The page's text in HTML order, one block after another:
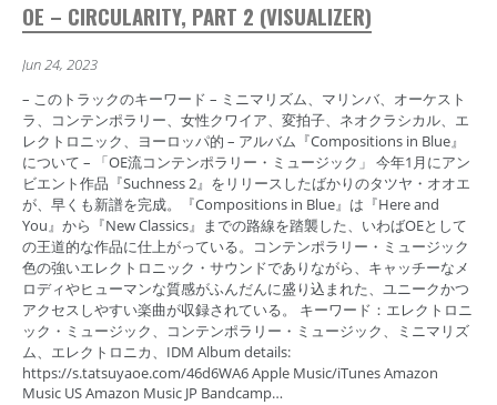
OE – CIRCULARITY, PART 2 (VISUALIZER)
Jun 24, 2023
– このトラックのキーワード – ミニマリズム、マリンバ、オーケスト
ラ、コンテンポラリー、女性クワイア、変拍子、ネオクラシカル、エ
レクトロニック、ヨーロッパ的 – アルバム『Compositions in Blue』
について – 「OE流コンテンポラリー・ミュージック」 今年1月にアン
ビエント作品『Suchness 2』をリリースしたばかりのタツヤ・オオエ
が、早くも新譜を完成。『Compositions in Blue』は『Here and
You』から『New Classics』までの路線を踏襲した、いわばOEとして
の王道的な作品に仕上がっている。コンテンポラリー・ミュージック
色の強いエレクトロニック・サウンドでありながら、キャッチーなメ
ロディやヒューマンな質感がふんだんに盛り込まれた、ユニークかつ
アクセスしやすい楽曲が収録されている。 キーワード：エレクトロニ
ック・ミュージック、コンテンポラリー・ミュージック、ミニマリズ
ム、エレクトロニカ、IDM Album details:
https://s.tatsuyaoe.com/46d6WA6 Apple Music/iTunes Amazon
Music US Amazon Music JP Bandcamp…